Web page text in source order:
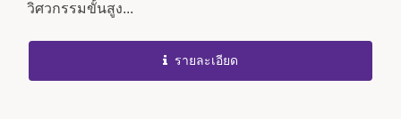
วิศวกรรมขั้นสูง...
รายละเอียด